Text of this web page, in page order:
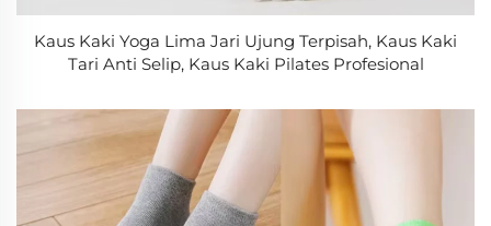
Kaus Kaki Yoga Lima Jari Ujung Terpisah, Kaus Kaki
Tari Anti Selip, Kaus Kaki Pilates Profesional